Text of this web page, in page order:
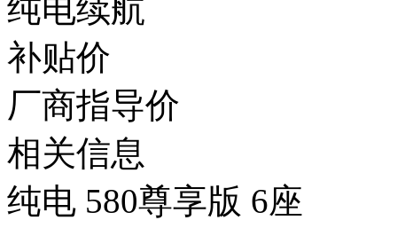
纯电续航
补贴价
厂商指导价
相关信息
纯电 580尊享版 6座